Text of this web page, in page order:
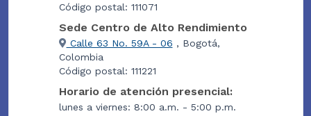
Código postal: 111071
Sede Centro de Alto Rendimiento
Calle 63 No. 59A - 06 , Bogotá,
Colombia
Código postal: 111221
Horario de atención presencial:
lunes a viernes: 8:00 a.m. - 5:00 p.m.